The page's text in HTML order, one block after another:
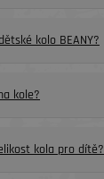
kolo BEANY?
kole?
kola pro dítě?